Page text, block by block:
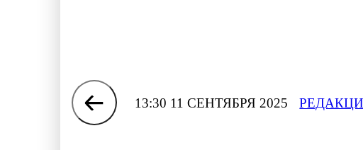
13:30 11 СЕНТЯБРЯ 2025